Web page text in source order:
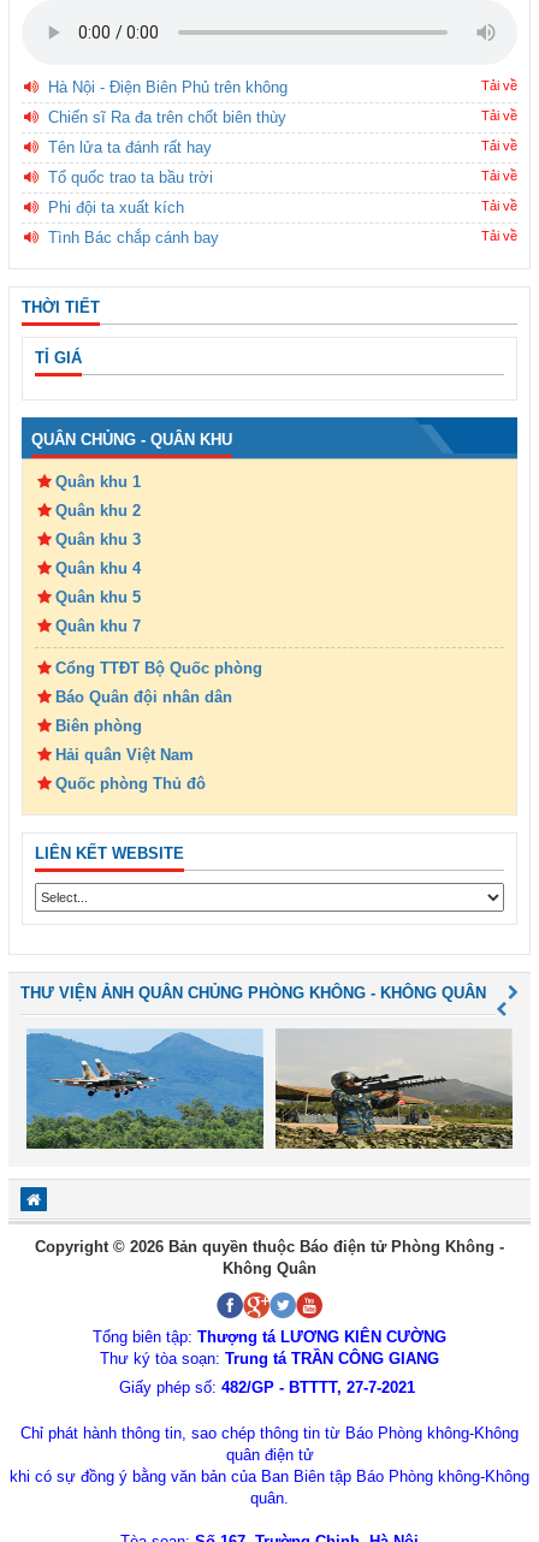
Hà Nội - Điện Biên Phủ trên không Tải về
Chiến sĩ Ra đa trên chốt biên thùy Tải về
Tên lửa ta đánh rất hay Tải về
Tổ quốc trao ta bầu trời Tải về
Phi đội ta xuất kích Tải về
Tình Bác chắp cánh bay Tải về
THỜI TIẾT
TỈ GIÁ
QUÂN CHỦNG - QUÂN KHU
Quân khu 1
Quân khu 2
Quân khu 3
Quân khu 4
Quân khu 5
Quân khu 7
Cổng TTĐT Bộ Quốc phòng
Báo Quân đội nhân dân
Biên phòng
Hải quân Việt Nam
Quốc phòng Thủ đô
LIÊN KẾT WEBSITE
THƯ VIỆN ẢNH QUÂN CHỦNG PHÒNG KHÔNG - KHÔNG QUÂN
Copyright © 2026 Bản quyền thuộc Báo điện tử Phòng Không -
Không Quân
Tổng biên tập: Thượng tá LƯƠNG KIÊN CƯỜNG
Thư ký tòa soạn: Trung tá TRẦN CÔNG GIANG
Giấy phép số: 482/GP - BTTTT, 27-7-2021
Chỉ phát hành thông tin, sao chép thông tin từ Báo Phòng không-Không
quân điện tử
khi có sự đồng ý bằng văn bản của Ban Biên tập Báo Phòng không-Không
quân.